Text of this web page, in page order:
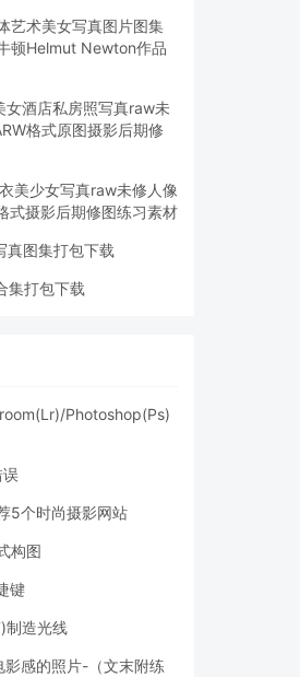
艺术美女写真图片图集
顿Helmut Newton作品
女酒店私房照写真raw未
格式原图摄影后期修
美少女写真raw未修人像
式摄影后期修图练习素材
图集打包下载
集打包下载
Photoshop(Ps)
误
5个时尚摄影网站
构图
键
制造光线
影感的照片-（文末附练